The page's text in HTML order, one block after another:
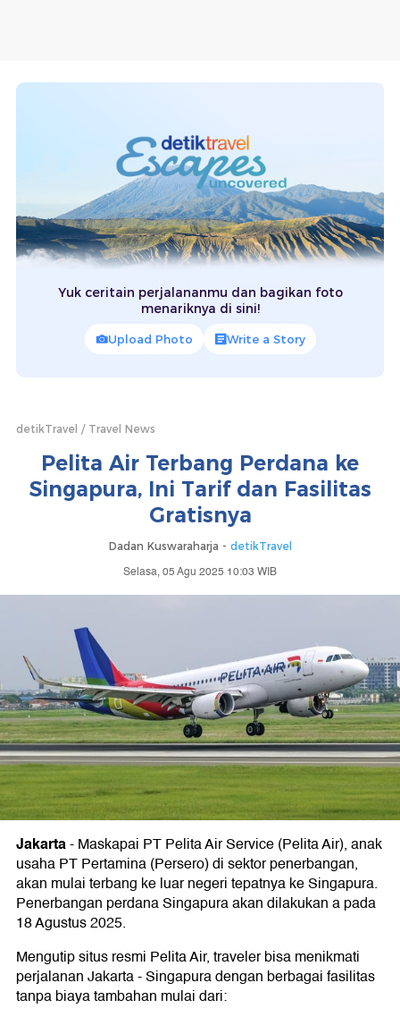
Yuk ceritain perjalananmu dan bagikan foto
menariknya di sini!
Upload Photo Write a Story
detikTravel Travel News
Pelita Air Terbang Perdana ke
Singapura, Ini Tarif dan Fasilitas
Gratisnya
Dadan Kuswaraharja - detikTravel
Selasa, 05 Agu 2025 10:03 WIB
Jakarta-Maskapai PT Pelita Air Service (Pelita Air), anak
usaha PT Pertamina (Persero) di sektor penerbangan,
akan mulai terbang ke luar negeri tepatnya ke Singapura.
Penerbangan perdana Singapura akan dilakukan a pada
18 Agustus 2025.
Mengutip situs resmi Pelita Air, traveler bisa menikmati
perjalanan Jakarta - Singapura dengan berbagai fasilitas
tanpa biaya tambahan mulai dari: